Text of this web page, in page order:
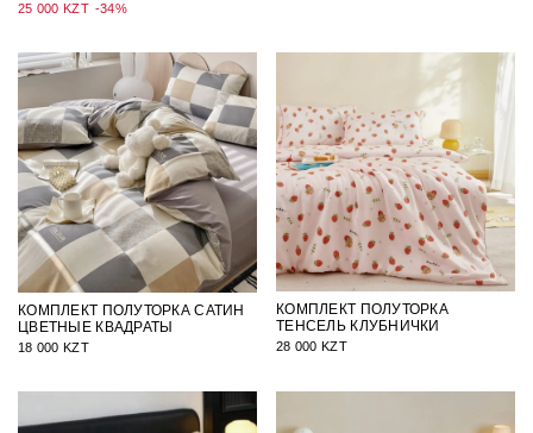
25 000 KZT -34%
КОМПЛЕКТ ПОЛУТОРКА САТИН
ЦВЕТНЫЕ КВАДРАТЫ
18 000 KZT
КОМПЛЕКТ ПОЛУТОРКА
ТЕНСЕЛЬ КЛУБНИЧКИ
28 000 KZT